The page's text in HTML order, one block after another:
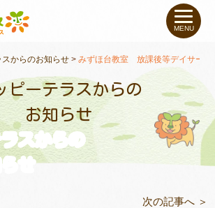
ついて
お子さま（０〜６才）
高校生の お子さま
MENU
からのお知らせ >みずほ台教室 放課後等デイサービ
ピーテラスからの
お知らせ
スからの
せ
次の記事へ ＞